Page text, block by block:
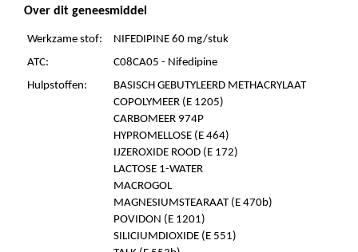
Over dit geneesmiddel
Werkzame stof:
NIFEDIPINE 60 mg/stuk
ATC:
C08CA05 - Nifedipine
Hulpstoffen:
BASISCH GEBUTYLEERD METHACRYLAAT
COPOLYMEER (E 1205)
CARBOMEER 974P
HYPROMELLOSE (E 464)
IJZEROXIDE ROOD (E 172)
LACTOSE 1-WATER
MACROGOL
MAGNESIUMSTEARAAT (E 470b)
POVIDON (E 1201)
SILICIUMDIOXIDE (E 551)